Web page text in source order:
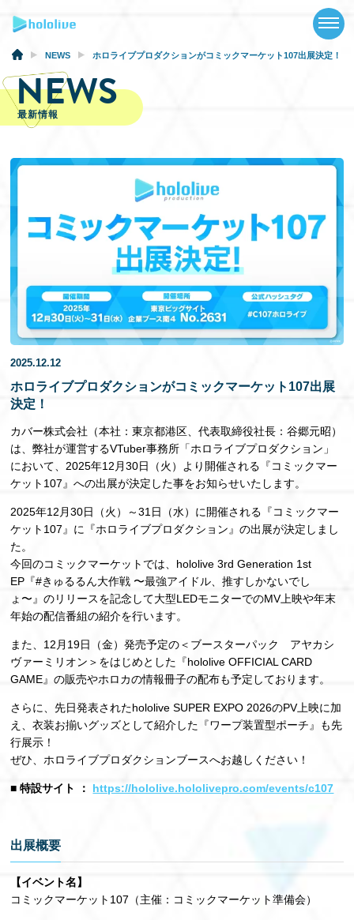
NEWS
SCHEDULE
EVENTS
VIDEOS
MUSIC
GOODS
SPECIAL
EN
NEWS ホロライブプロダクションがコミックマーケット107出展決定！
NEWS
最新情報
2025.12.12
ホロライブプロダクションがコミックマーケット107出展
決定！
カバー株式会社（本社：東京都港区、代表取締役社長：谷郷元昭）
は、弊社が運営するVTuber事務所「ホロライブプロダクション」
において、2025年12月30日（火）より開催される『コミックマー
ケット107』への出展が決定した事をお知らせいたします。
2025年12月30日（火）～31日（水）に開催される『コミックマー
ケット107』に『ホロライブプロダクション』の出展が決定しまし
た。
今回のコミックマーケットでは、hololive 3rd Generation 1st
EP『#きゅるるん大作戦 〜最強アイドル、推すしかないでし
ょ〜』のリリースを記念して大型LEDモニターでのMV上映や年末
年始の配信番組の紹介を行います。
また、12月19日（金）発売予定の＜ブースターパック アヤカシ
ヴァーミリオン＞をはじめとした『hololive OFFICIAL CARD
GAME』の販売やホロカの情報冊子の配布も予定しております。
さらに、先日発表されたhololive SUPER EXPO 2026のPV上映に加
え、衣装お揃いグッズとして紹介した『ワープ装置型ポーチ』も先
行展示！
ぜひ、ホロライブプロダクションブースへお越しください！
■ 特設サイト ： https://hololive.hololivepro.com/events/c107
出展概要
【イベント名】
コミックマーケット107（主催：コミックマーケット準備会）